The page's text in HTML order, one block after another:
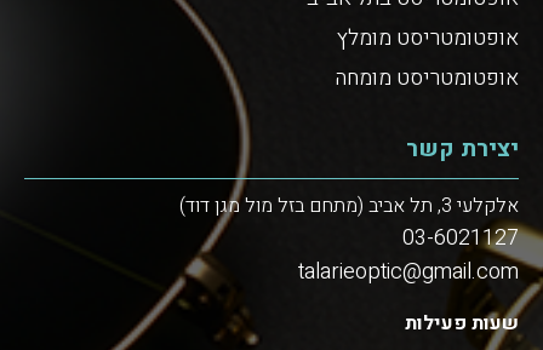
אופטומטריסט מומלץ
אופטומטריסט מומחה
יצירת קשר
אלקלעי 3, תל אביב (מתחם בזל מול מגן דוד)
03-6021127
talarieoptic@gmail.com
שעות פעילות